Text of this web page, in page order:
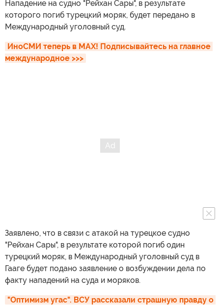
Нападение на судно "Рейхан Сары", в результате
которого погиб турецкий моряк, будет передано в
Международный уголовный суд.
ИноСМИ теперь в MAX! Подписывайтесь на главное
международное >>>
Заявлено, что в связи с атакой на турецкое судно
"Рейхан Сары", в результате которой погиб один
турецкий моряк, в Международный уголовный суд в
Гааге будет подано заявление о возбуждении дела по
факту нападений на суда и моряков.
"Оптимизм угас". ВСУ рассказали страшную правду о